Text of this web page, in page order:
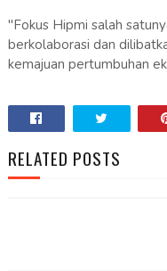
"Fokus Hipmi salah
berkolaborasi dan
kemajuan pertumbuhan
RELATED POSTS